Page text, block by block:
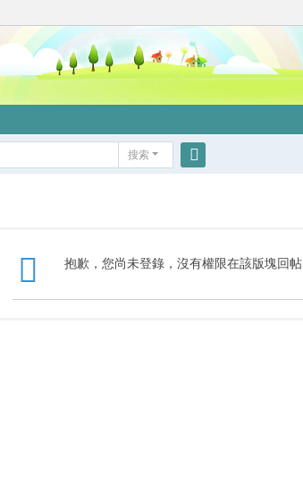
搜索
抱歉，您尚未登錄，沒有權限在該版塊回帖